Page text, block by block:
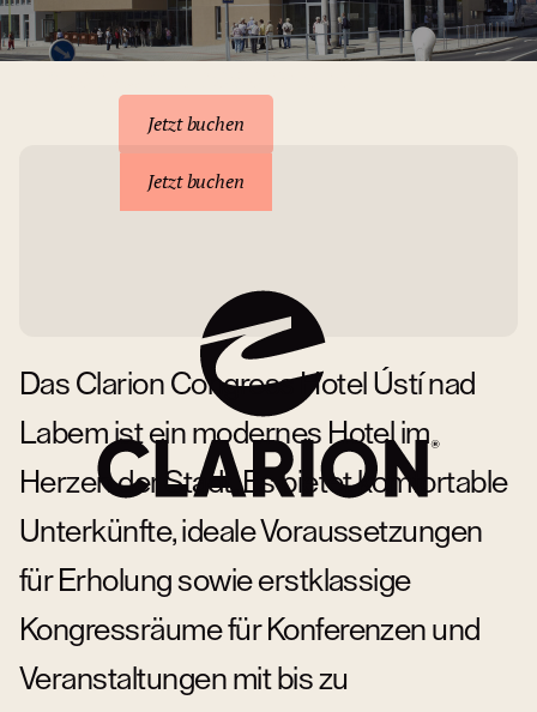
Jetzt buchen
Jetzt buchen
Das Clarion Congress Hotel Ústí nad
Labem ist ein modernes Hotel im
Herzen der Stadt. Es bietet komfortable
Unterkünfte, ideale Voraussetzungen
für Erholung sowie erstklassige
Kongressräume für Konferenzen und
Veranstaltungen mit bis zu